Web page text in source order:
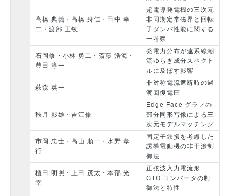
高橋 典義・高橋 身佳・田中 幸
二・渡部 正敏
超電導発電機の三次元
非同期定常磁界と回転
子ダンパ性能に関する
一考察
石岡修・小林 勇二・斎藤 浩海・
豊田 淳一
発電力分布が連系線潮
流ゆらぎ成分スペクト
ルに及ぼす影響
萩森 英一
非対称電流遮断時の過
渡回復電圧
秋月 影雄・吉江修
Edge-Face グラフの
部分同形写像による三
次元モデルマッチング
市岡 忠士・高山 順一・水野 孝
行
固定子鉄損を考慮した
誘導電動機の非干渉制
御法
植田 明照・上田 茂太・本部 光
幸
正弦波入力電流形
GTO コンバータの制
御法と特性